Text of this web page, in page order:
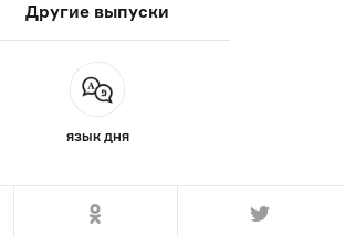
Другие выпуски
ЯЗЫК ДНЯ